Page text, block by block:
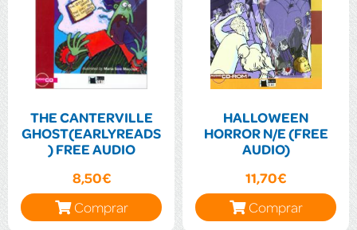
THE CANTERVILLE
GHOST(EARLYREADS
) FREE AUDIO
8,50€
Comprar
HALLOWEEN
HORROR N/E (FREE
AUDIO)
11,70€
Comprar